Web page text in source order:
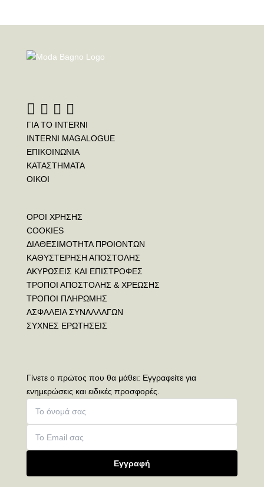
ΓΙΑ ΤΟ INTERNI
INTERNI MAGALOGUE
ΕΠΙΚΟΙΝΩΝΙΑ
ΚΑΤΑΣΤΗΜΑΤΑ
ΟΙΚΟΙ
ΟΡΟΙ ΧΡΗΣΗΣ
COOKIES
ΔΙΑΘΕΣΙΜΟΤΗΤΑ ΠΡΟΙΟΝΤΩΝ
ΚΑΘΥΣΤΕΡΗΣΗ ΑΠΟΣΤΟΛΗΣ
ΑΚΥΡΩΣΕΙΣ ΚΑΙ ΕΠΙΣΤΡΟΦΕΣ
ΤΡΟΠΟΙ ΑΠΟΣΤΟΛΗΣ & ΧΡΕΩΣΗΣ
ΤΡΟΠΟΙ ΠΛΗΡΩΜΗΣ
ΑΣΦΑΛΕΙΑ ΣΥΝΑΛΛΑΓΩΝ
ΣΥΧΝΕΣ ΕΡΩΤΗΣΕΙΣ
Γίνετε ο πρώτος που θα μάθει: Εγγραφείτε για
ενημερώσεις και ειδικές προσφορές.
Εγγραφή